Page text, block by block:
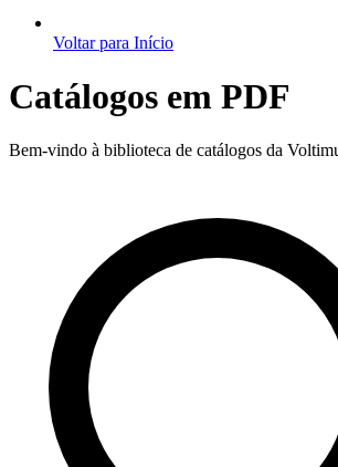
Voltar para Início
Catálogos em PDF
Bem-vindo à biblioteca de catálogos da